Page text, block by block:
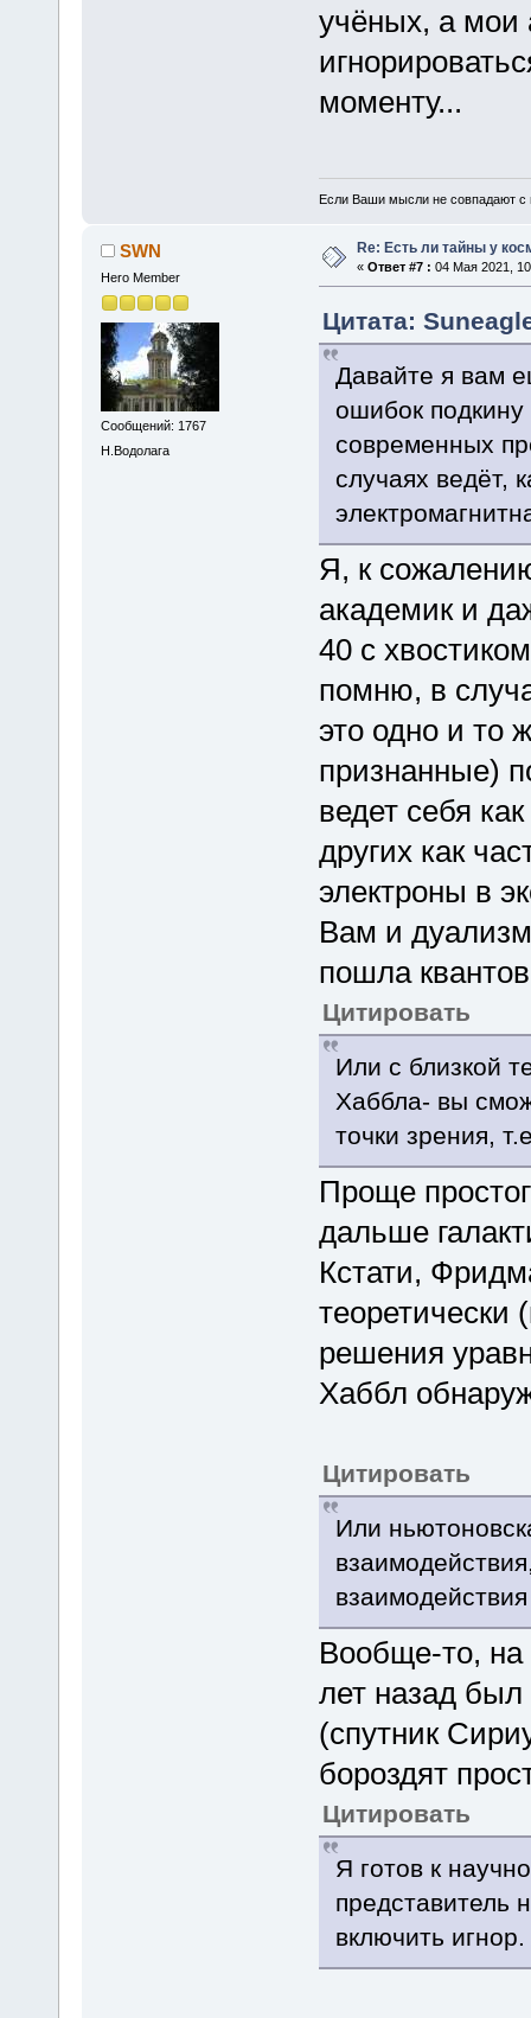
учёных, а мои
моменту...
Если Ваши мысли не совпадают с
SWN
Hero Member
Сообщений: 1767
Н.Водолага
Re: Есть ли тайны у
« Ответ #7 : 04 Мая 2021,
Цитата:
Давайте я вам
ошибок
современных
случаях ведёт,
Я, к
академик и
40 с
помню, в
это одно и то
признанные)
ведет себя
других как
электроны в
Вам и
пошла
Цитировать
Или с близкой
Хаббла- вы
точки зрения,
Проще
дальше
Кстати,
теоретически
решения
Хаббл
Цитировать
Или
Вообще-то, на
лет назад
(спутник
бороздят
Цитировать
Я готов к
представитель
включить игнор.